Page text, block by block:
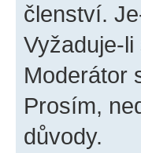
členství.
Vyžaduje-
Moderátor
Prosím,
důvody.